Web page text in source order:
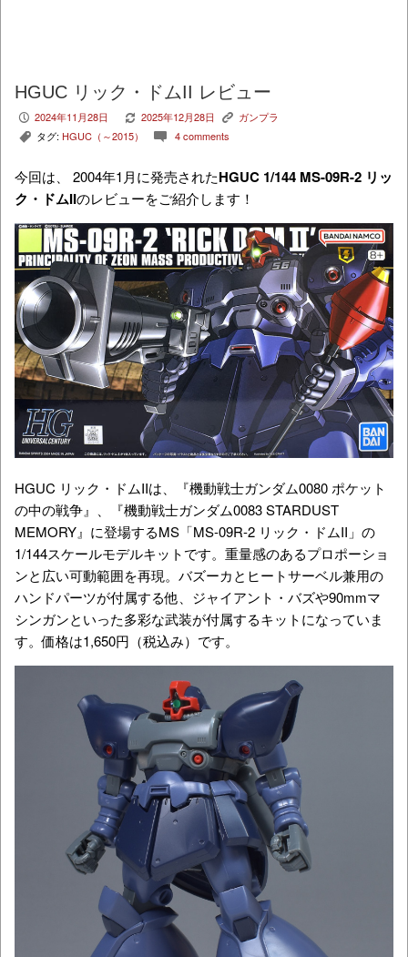
HGUC リック・ドムII レビュー
P 2024年11月28日 V 2025年12月28日 K ガンプラ
, タグ: HGUC（～2015） c 4 comments
今回は、 2004年1月に発売されたHGUC 1/144 MS-09R-2 リッ
ク・ドムIIのレビューをご紹介します！
HGUC リック・ドムIIは、『機動戦士ガンダム0080 ポケット
の中の戦争』、『機動戦士ガンダム0083 STARDUST
MEMORY』に登場するMS「MS-09R-2 リック・ドムII」の
1/144スケールモデルキットです。重量感のあるプロポーショ
ンと広い可動範囲を再現。バズーカとヒートサーベル兼用の
ハンドパーツが付属する他、ジャイアント・バズや90mmマ
シンガンといった多彩な武装が付属するキットになっていま
す。価格は1,650円（税込み）です。